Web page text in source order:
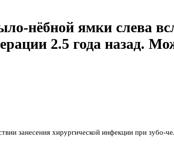
нёбной ямки слева
2.5 года назад.
занесения хирургической инфекции при